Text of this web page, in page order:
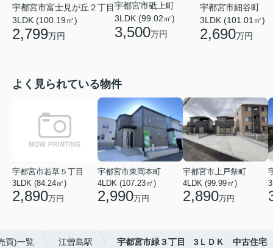
宇都宮市富士見が丘２丁目
3LDK (100.19㎡)
2,799万円
宇都宮市砥上町
3LDK (99.02㎡)
3,500万円
宇都宮市細谷町
3LDK (101.01㎡)
2,690万円
よく見られている物件
宇都宮市若草５丁目
3LDK (84.24㎡)
2,890万円
宇都宮市東岡本町
4LDK (107.23㎡)
2,990万円
宇都宮市上戸祭町
4LDK (99.99㎡)
2,890万円
買)一覧 江曽島駅 宇都宮市緑３丁目 3ＬＤＫ 中古住宅